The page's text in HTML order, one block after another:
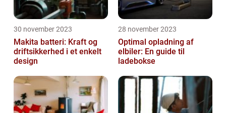
30 november 2023
Makita batteri: Kraft og
driftsikkerhed i et enkelt
design
28 november 2023
Optimal opladning af
elbiler: En guide til
ladebokse